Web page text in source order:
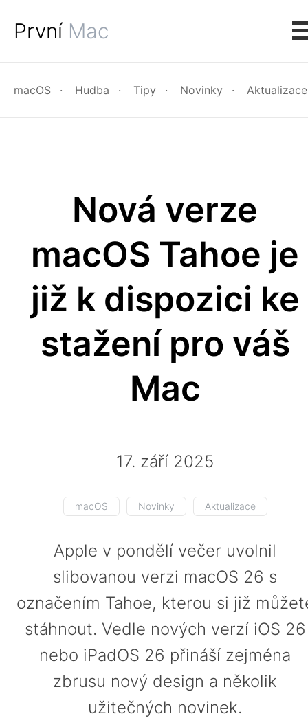
První Mac
macOS Hudba Tipy Novinky Aktualizace
Nová verze
macOS Tahoe je
již k dispozici ke
stažení pro váš
Mac
17. září 2025
macOS Novinky Aktualizace
Apple v pondělí večer uvolnil
slibovanou verzi macOS 26 s
označením Tahoe, kterou si již
stáhnout. Vedle nových verzí iOS 26
nebo iPadOS 26 přináší zejména
zbrusu nový design a několik
užitečných novinek.